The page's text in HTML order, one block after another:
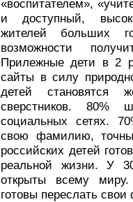
«воспитателем»,
и доступный,
жителей больших
возможности
Прилежные дети в 2
сайты в силу
детей становятся
сверстников. 80%
социальных сетях.
свою фамилию,
российских детей
реальной жизни. У
открыты всему
готовы переслать